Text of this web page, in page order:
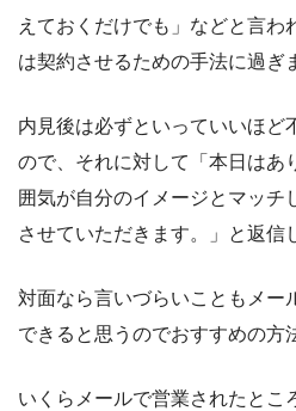
えておくだけでも」などと言わ
は契約させるための手法に過ぎ
内見後は必ずといっていいほど
ので、それに対して「本日はあ
囲気が自分のイメージとマッチ
させていただきます。」と返信
対面なら言いづらいこともメー
できると思うのでおすすめの方
いくらメールで営業されたとこ